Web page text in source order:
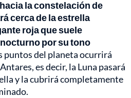
la constelación de
cerca de la estrella
roja que suele
por su tono
puntos del planeta ocurrirá
es decir, la Luna pasará
y la cubrirá completamente